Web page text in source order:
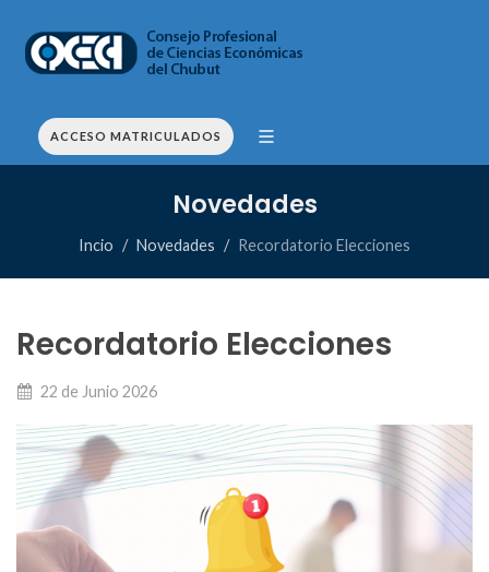
ACCESO MATRICULADOS
Novedades
Incio Novedades Recordatorio Elecciones
Recordatorio Elecciones
22 de Junio 2026